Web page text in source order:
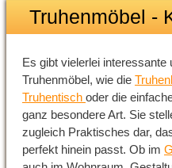
Truhenmöbel -
Es gibt vielerlei
Truhenmöbel, wie die
Truhentisch oder die
ganz besondere Art. Sie
zugleich Praktisches dar,
perfekt hinein passt. Ob im